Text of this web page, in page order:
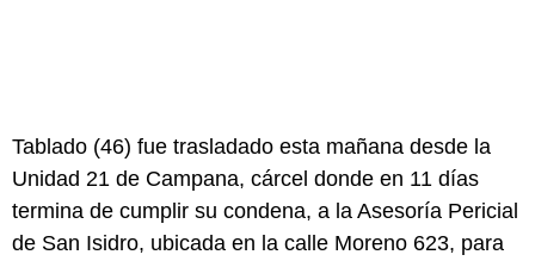
Tablado (46) fue trasladado esta mañana desde la
Unidad 21 de Campana, cárcel donde en 11 días
termina de cumplir su condena, a la Asesoría Pericial
de San Isidro, ubicada en la calle Moreno 623, para